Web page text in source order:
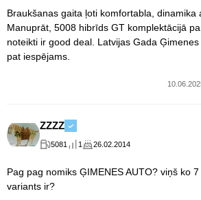
Braukšanas gaita ļoti komfortabla, dinamika
Manuprāt, 5008 hibrīds GT komplektācijā
noteikti ir good deal. Latvijas Gada
pat iespējams.
ZZZZ
5081 1 26.02.2014
Pag pag nomiks ĢIMENES AUTO? viņš ko
variants ir?